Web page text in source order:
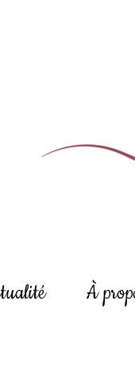
À